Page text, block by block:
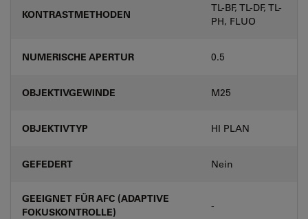
KONTRASTMETHODEN
TL-BF, TL-DF, TL-
PH, FLUO
NUMERISCHE APERTUR 0.5
OBJEKTIVGEWINDE M25
OBJEKTIVTYP HI PLAN
GEFEDERT Nein
GEEIGNET FÜR AFC (ADAPTIVE
FOKUSKONTROLLE)
-